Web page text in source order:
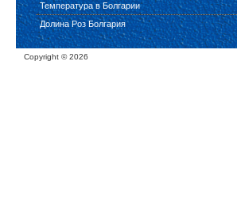
Температура в Болгарии
Долина Роз Болгария
Copyright ©2026